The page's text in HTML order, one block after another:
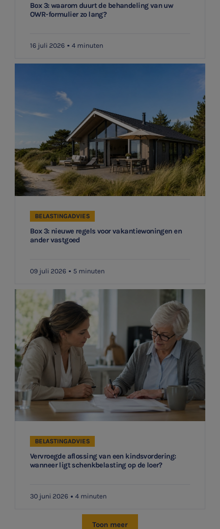
Box 3: waarom duurt de behandeling van uw
OWR-formulier zo lang?
16 juli 2026 4 minuten
Box 3: nieuwe regels voor vakantiewoningen en
ander vastgoed
BELASTINGADVIES
09 juli 2026 5 minuten
Vervroegde aflossing van een kindsvordering:
wanneer ligt schenkbelasting op de loer?
BELASTINGADVIES
30 juni 2026 4 minuten
Toon meer